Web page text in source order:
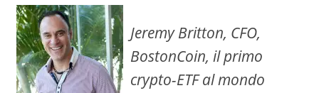
Jeremy Britton, CFO,
BostonCoin, il primo
crypto-ETF al mondo